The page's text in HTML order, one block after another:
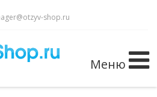
shop.ru
Меню